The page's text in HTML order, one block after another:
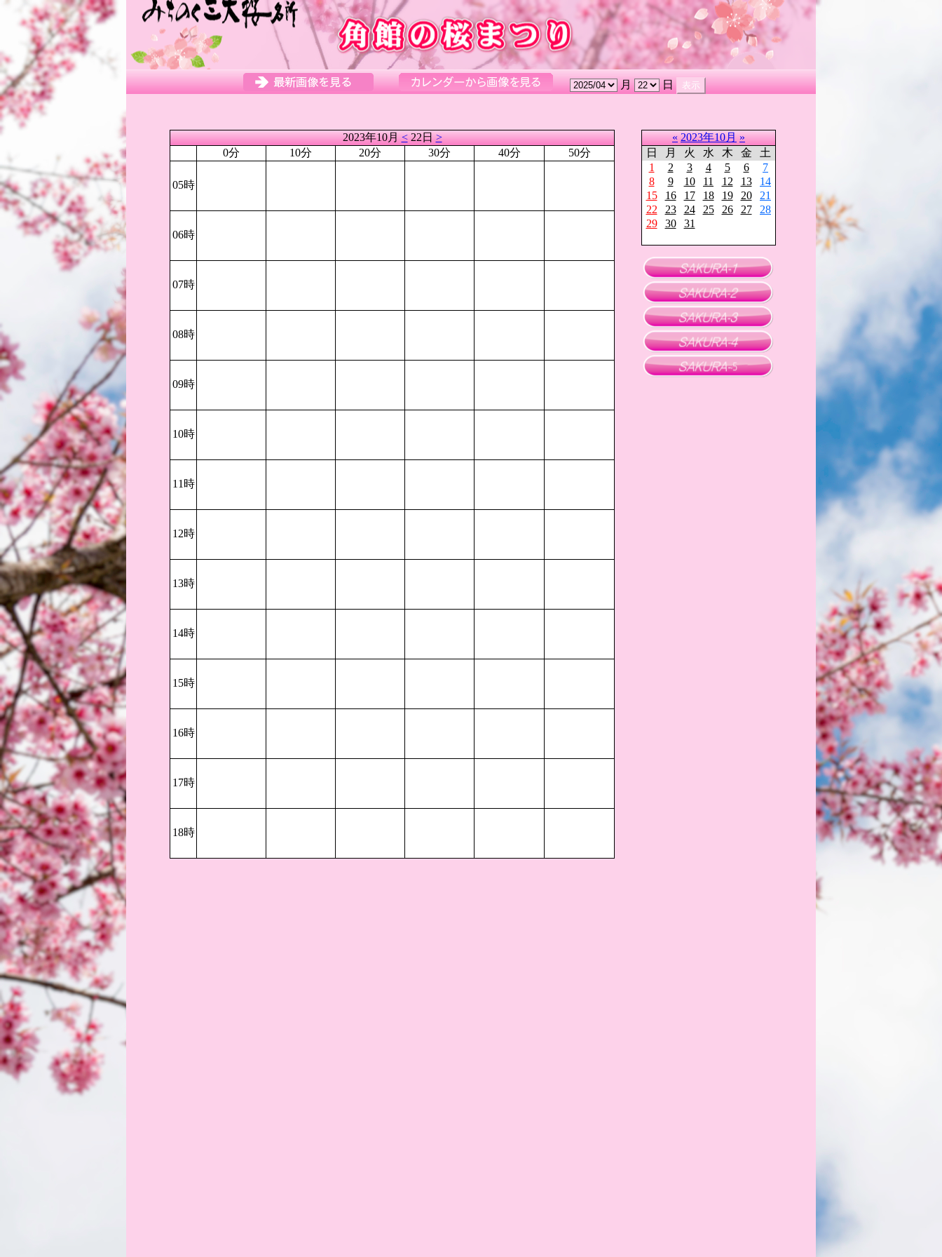
月 日
2023年10月<22日>
0分
10分 20分 30分 40分 50分
05時
06時
07時
08時
09時
10時
11時
12時
13時
14時
15時
16時
17時
18時
« 2023年10月 »
日
月 火 水 木 金
土
1
2 3 4 5 6
7
8
9 10 11 12 13
14
15
16 17 18 19 20
21
22
23 24 25 26 27
28
29
30 31